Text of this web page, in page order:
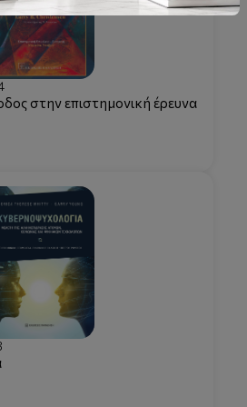
στην επιστημονική έρευνα